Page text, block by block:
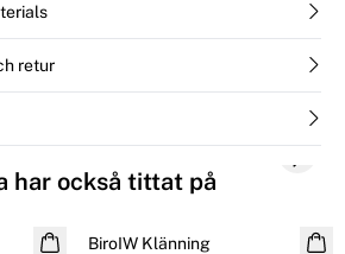
retur
har också tittat på
BiroIW Klänning
Next